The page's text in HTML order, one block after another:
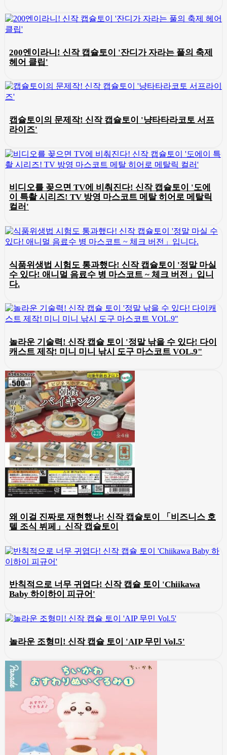
200엔이라니! 신작 캡슐토이 '잔디가 자라는 풀의 축제
헤어 클립'
캡슐토이의 문제작! 신작 캡슐토이 '냥타타라코토 서프
라이즈'
비디오를 꽂으면 TV에 비춰진다! 신작 캡슐토이 '도에
이 특촬 시리즈! TV 방영 마스코트 메탈 히어로 메탈릭
컬러'
식품위생법 시험도 통과했다! 신작 캡슐토이 '정말 마실
수 있다! 애니멀 음료수 병 마스코트 ~ 체크 버전」입니
다.
놀라운 기술력! 신작 캡슐 토이 '정말 낚을 수 있다! 다이
캐스트 제작! 미니 미니 낚시 도구 마스코트 VOL.9"
왜 이걸 진짜로 재현했나! 신작 캡슐토이 「비즈니스 호
텔 조식 뷔페」신작 캡슐토이
반칙적으로 너무 귀엽다! 신작 캡슐 토이 'Chiikawa
Baby 하이하이 피규어'
놀라운 조형미! 신작 캡슐 토이 'AIP 무민 Vol.5'